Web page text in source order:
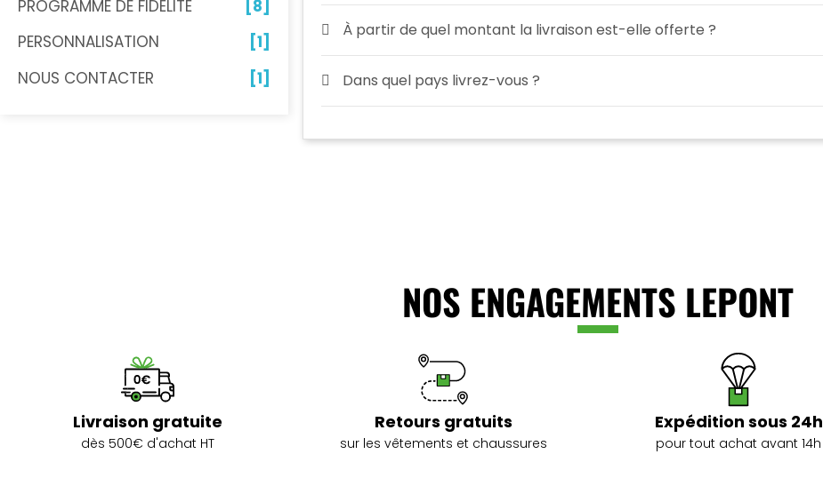
PROGRAMME DE FIDÉLITÉ
[8]
PERSONNALISATION
[1]
NOUS CONTACTER
[1]
À partir de quel montant la livraison est-elle offerte ?
Dans quel pays livrez-vous ?
NOS ENGAGEMENTS LEPONT
Livraison gratuite
dès 500€ d'achat HT
Retours gratuits
sur les vêtements et chaussures
Expédition sous 24h
pour tout achat avant 14h